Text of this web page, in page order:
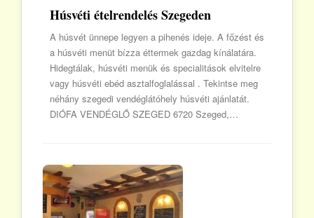
Húsvéti ételrendelés Szegeden
A húsvét ünnepe legyen a pihenés ideje. A főzést és
a húsvéti menüt bízza éttermek gazdag kínálatára.
Hidegtálak, húsvéti menük és specialitások elvitelre
vagy húsvéti ebéd asztalfoglalással . Tekintse meg
néhány szegedi vendéglátóhely húsvéti ajánlatát.
DIÓFA VENDÉGLŐ SZEGED 6720 Szeged,…